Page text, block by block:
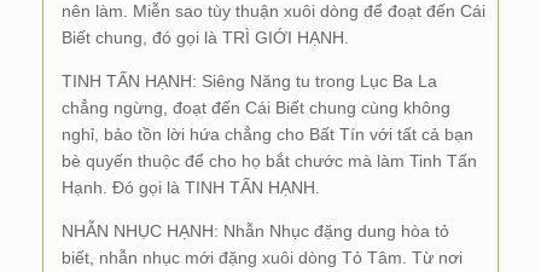
nên làm. Miễn sao tùy thuận xuôi dòng để đoạt đến Cái
Biết chung, đó gọi là TRÌ GIỚI HẠNH.
TINH TẤN HẠNH: Siêng Năng tu trong Lục Ba La
chẳng ngừng, đoạt đến Cái Biết chung cùng không
nghỉ, bảo tồn lời hứa chẳng cho Bất Tín với tất cả bạn
bè quyến thuộc để cho họ bắt chước mà làm Tinh Tấn
Hạnh. Đó gọi là TINH TẤN HẠNH.
NHẪN NHỤC HẠNH: Nhẫn Nhục đặng dung hòa tỏ
biết, nhẫn nhục mới đặng xuôi dòng Tỏ Tâm. Từ nơi